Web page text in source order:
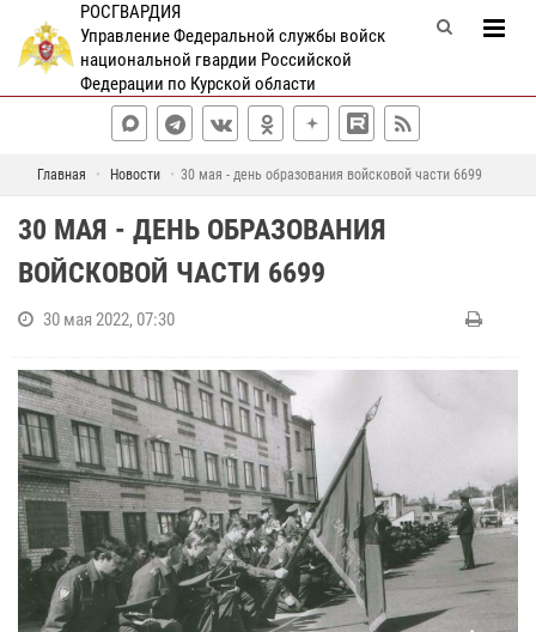
РОСГВАРДИЯ
Управление Федеральной службы войск
национальной гвардии Российской
Федерации по Курской области
Главная Новости 30 мая - день образования войсковой части 6699
30 МАЯ - ДЕНЬ ОБРАЗОВАНИЯ
ВОЙСКОВОЙ ЧАСТИ 6699
30 мая 2022, 07:30